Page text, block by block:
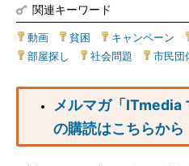
関連キーワード
動画 貧困 キャンペーン
部屋探し
社会問題 市民団
メルマガ「ITmedia
の購読はこちらから